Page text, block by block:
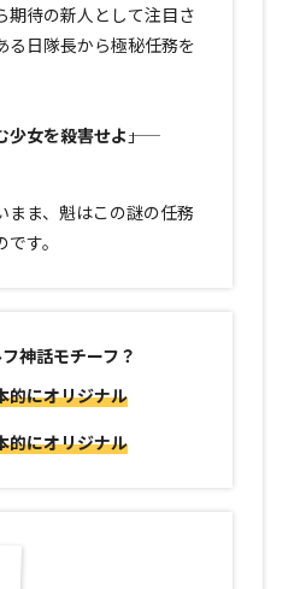
期待の新人として注目さ
る日隊長から極秘任務を
少女を殺害せよ――」
まま、魁はこの謎の任務
す。
神話モチーフ？
的にオリジナル
的にオリジナル